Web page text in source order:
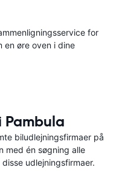
for
en øre oven i dine
biludlejningsfirmaer på
med én søgning alle
udlejningsfirmaer.